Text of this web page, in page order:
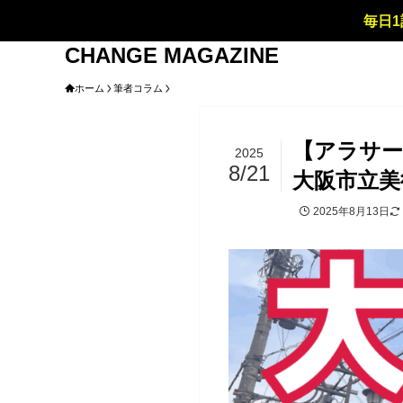
毎日
CHANGE MAGAZINE
ホーム 筆者コラム
【アラサ
大阪市立
2025
8/21
2025年8月13日